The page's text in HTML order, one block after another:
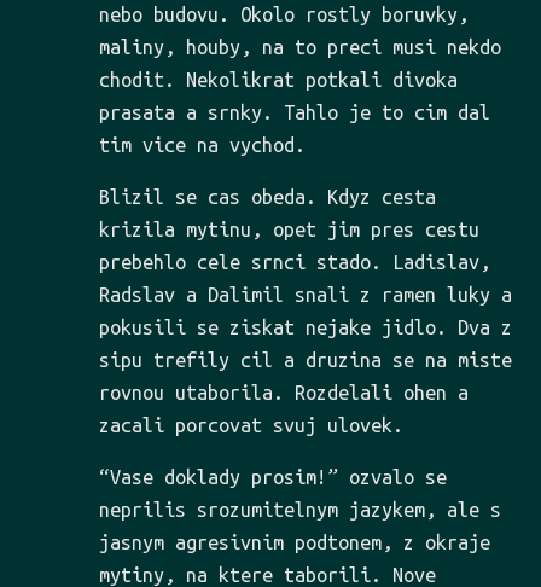
nebo budovu. Okolo rostly boruvky,
maliny, houby, na to preci musi nekdo
chodit. Nekolikrat potkali divoka
prasata a srnky. Tahlo je to cim dal
tim vice na vychod.
Blizil se cas obeda. Kdyz cesta
krizila mytinu, opet jim pres cestu
prebehlo cele srnci stado. Ladislav,
Radslav a Dalimil snali z ramen luky a
pokusili se ziskat nejake jidlo. Dva z
sipu trefily cil a druzina se na miste
rovnou utaborila. Rozdelali ohen a
zacali porcovat svuj ulovek.
“Vase doklady prosim!” ozvalo se
neprilis srozumitelnym jazykem, ale s
jasnym agresivnim podtonem, z okraje
mytiny, na ktere taborili. Nove